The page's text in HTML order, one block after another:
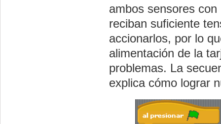
ambos sensores
reciban suficiente
accionarlos, por lo
alimentación de la
problemas. La
explica cómo lograr